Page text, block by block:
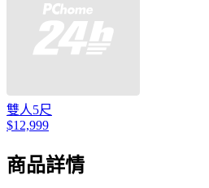
雙人5尺
$12,999
商品詳情